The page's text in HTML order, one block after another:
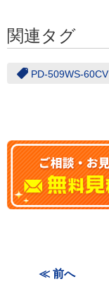
関連タグ
PD-509WS-60CV
≪ 前へ